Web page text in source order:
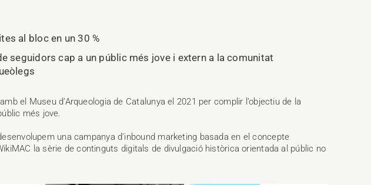
al bloc en un 30 %
seguidors cap a un públic més jove i extern a la comunitat
el Museu d’Arqueologia de Catalunya el 2021 per complir l’objectiu de la
més jove.
una campanya d’inbound marketing basada en el concepte
la sèrie de continguts digitals de divulgació històrica orientada al públic no